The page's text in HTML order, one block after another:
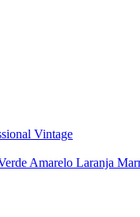
Vintage
Amarelo Laranja